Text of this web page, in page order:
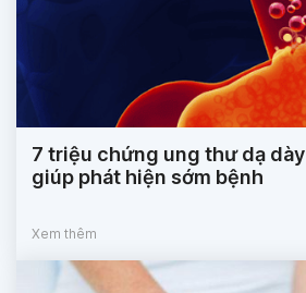
7 triệu chứng ung thư dạ
giúp phát hiện sớm bệnh
Xem thêm